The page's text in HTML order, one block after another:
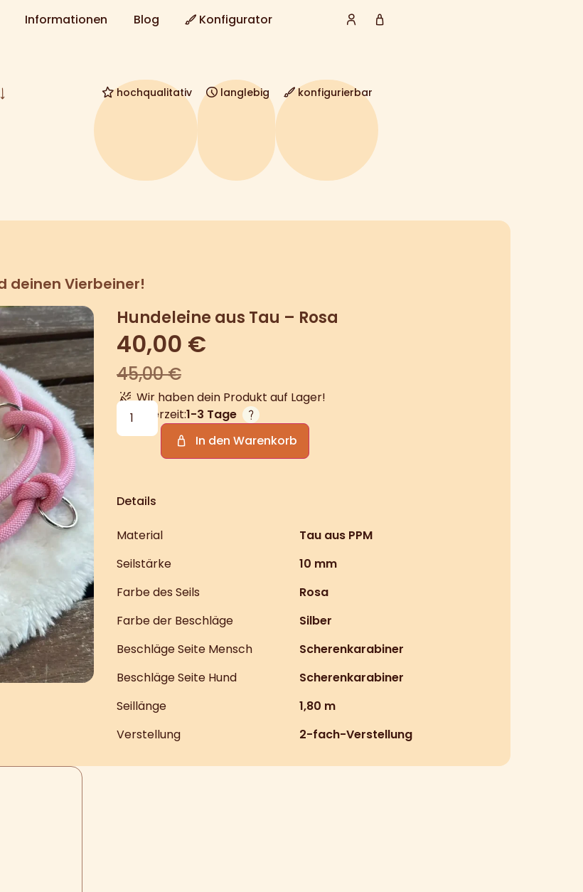
Informationen Blog Konfigurator
hochqualitativ langlebig konfigurierbar
deinen Vierbeiner!
Hundeleine aus Tau – Rosa
45,00€
40,00 €
Wir haben dein Produkt auf Lager!
Lieferzeit:1-3 Tage
In den Warenkorb
Details
Material
Tau aus PPM
Seilstärke
10 mm
Farbe des Seils
Rosa
Farbe der Beschläge
Silber
Beschläge Seite Mensch
Scherenkarabiner
Beschläge Seite Hund
Scherenkarabiner
Seillänge
1,80 m
Verstellung
2-fach-Verstellung